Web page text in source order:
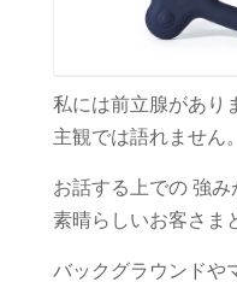
私には前立腺があり
主観では語れません。
お話する上での 強み
素晴らしいお客さま
バックグラウンドや